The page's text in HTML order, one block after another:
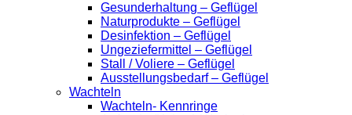
Gesunderhaltung – Geflügel
Naturprodukte – Geflügel
Desinfektion – Geflügel
Ungeziefermittel – Geflügel
Stall / Voliere – Geflügel
Ausstellungsbedarf – Geflügel
Wachteln
Wachteln- Kennringe